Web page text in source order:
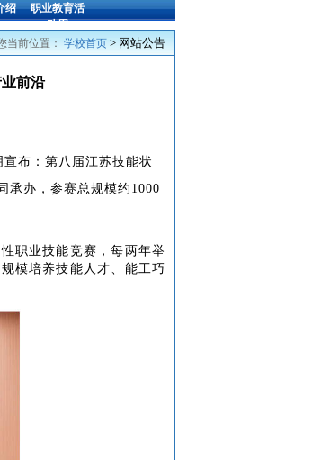
绍 职业教育活
动周
当前位置： 学校首页 > 网站公告
前沿
布：第八届江苏技能状
承办，参赛总规模约1000
职业技能竞赛，每两年举
模培养技能人才、能工巧